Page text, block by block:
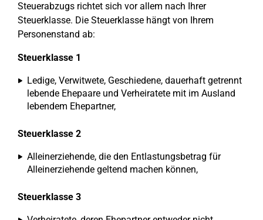
Steuerabzugs richtet sich vor allem nach Ihrer
Steuerklasse. Die Steuerklasse hängt von Ihrem
Personenstand ab:
Steuerklasse 1
Ledige, Verwitwete, Geschiedene, dauerhaft getrennt
lebende Ehepaare und Verheiratete mit im Ausland
lebendem Ehepartner,
Steuerklasse 2
Alleinerziehende, die den Entlastungsbetrag für
Alleinerziehende geltend machen können,
Steuerklasse 3